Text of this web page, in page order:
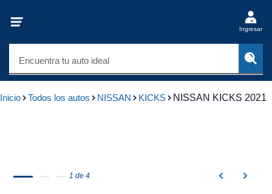
Ingresar
Encuentra tu auto ideal
Inicio Todos los autos NISSAN KICKS NISSAN KICKS 2021
1 de 4